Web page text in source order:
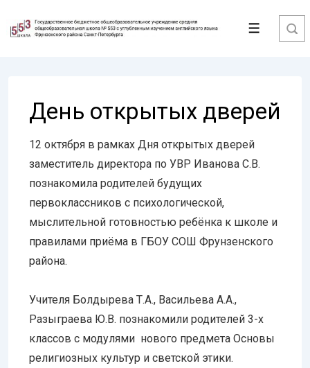
Перейти
Меню
День открытых дверей
12 октября в рамках Дня открытых дверей
заместитель директора по УВР Иванова С.В.
познакомила родителей будущих
первоклассников с психологической,
мыслительной готовностью ребёнка к школе и
правилами приёма в ГБОУ СОШ Фрунзенского
района.
Учителя Болдырева Т.А., Васильева А.А.,
Разыграева Ю.В. познакомили родителей 3-х
классов с модулями нового предмета Основы
религиозных культур и светской этики.